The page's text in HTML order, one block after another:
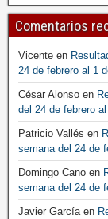
Comentarios
Vicente en
24 de febrero al 1
César Alonso en
del 24 de febrero
Patricio Vallés en
semana del 24 de
Domingo Cano en
semana del 24 de
Javier García en